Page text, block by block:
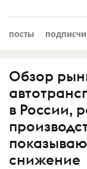
посты
Обзор
в России,
снижение